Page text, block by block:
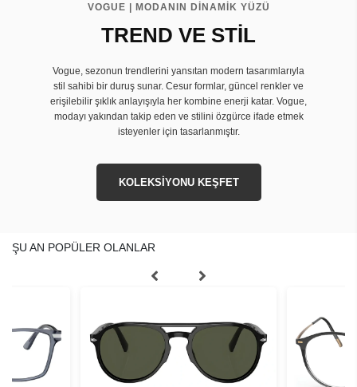
VOGUE | MODANIN DİNAMİK YÜZÜ
TREND VE STİL
Vogue, sezonun trendlerini yansıtan modern tasarımlarıyla
stil sahibi bir duruş sunar. Cesur formlar, güncel renkler ve
erişilebilir şıklık anlayışıyla her kombine enerji katar. Vogue,
modayı yakından takip eden ve stilini özgürce ifade etmek
isteyenler için tasarlanmıştır.
KOLEKSİYONU KEŞFET
ŞU AN POPÜLER OLANLAR